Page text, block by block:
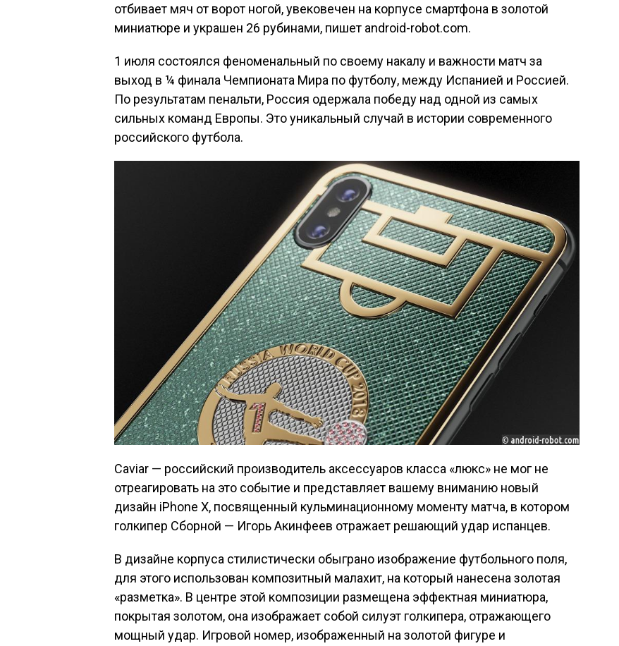
отбивает мяч от ворот ногой, увековечен на корпусе смартфона в золотой
миниатюре и украшен 26 рубинами, пишет android-robot.com.
1 июля состоялся феноменальный по своему накалу и важности матч за
выход в ¼ финала Чемпионата Мира по футболу, между Испанией и Россией.
По результатам пенальти, Россия одержала победу над одной из самых
сильных команд Европы. Это уникальный случай в истории современного
российского футбола.
Caviar — российский производитель аксессуаров класса «люкс» не мог не
отреагировать на это событие и представляет вашему вниманию новый
дизайн iPhone X, посвященный кульминационному моменту матча, в котором
голкипер Сборной — Игорь Акинфеев отражает решающий удар испанцев.
В дизайне корпуса стилистически обыграно изображение футбольного поля,
для этого использован композитный малахит, на который нанесена золотая
«разметка». В центре этой композиции размещена эффектная миниатюра,
покрытая золотом, она изображает собой силуэт голкипера, отражающего
мощный удар. Игровой номер, изображенный на золотой фигуре и